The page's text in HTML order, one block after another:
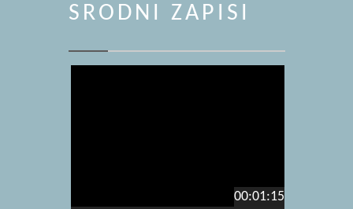
SRODNI ZAPISI
00:01:15